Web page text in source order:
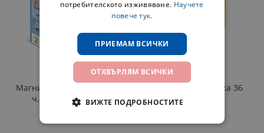
Магнитна игра с дъска 77
ч. - Животни-лица
Магнитна игра с дъска 36
ч. - Автомобили
потребителското изживяване. Научете
повече тук.
ПРИЕМАМ ВСИЧКИ
ОТХВЪРЛЯМ ВСИЧКИ
ВИЖТЕ ПОДРОБНОСТИТЕ